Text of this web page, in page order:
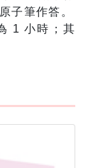
子筆作答。
1 小時；其